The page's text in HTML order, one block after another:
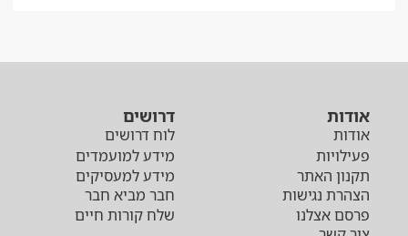
אודות
אודות
פעילויות
תקנון האתר
הצהרת נגישות
פרסם אצלנו
דרושים
לוח דרושים
מידע למועמדים
מידע למעסיקים
חבר מביא חבר
שלח קורות חיים